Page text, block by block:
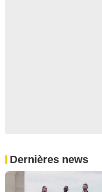
Dernières news